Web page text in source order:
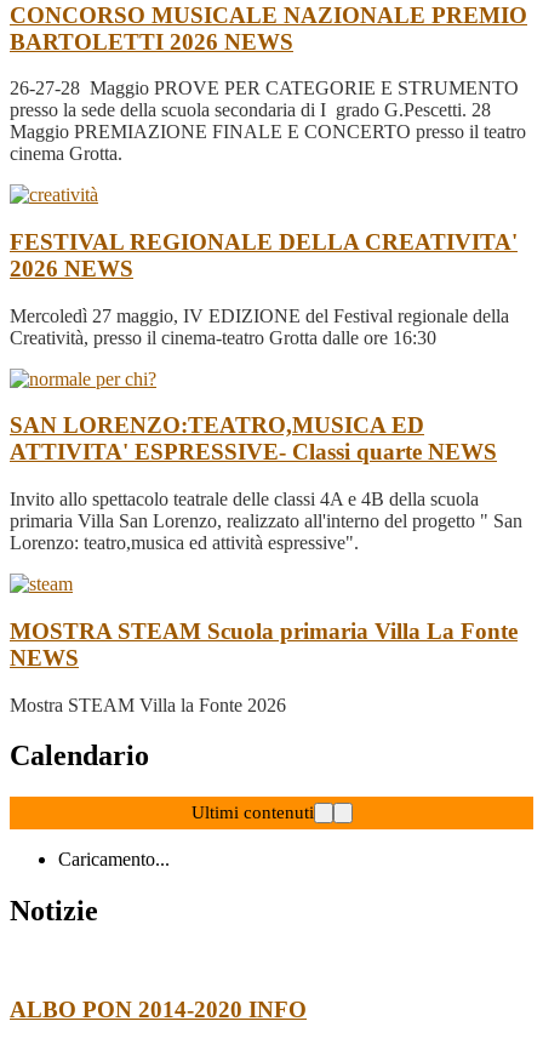
CONCORSO MUSICALE NAZIONALE PREMIO
BARTOLETTI 2026 NEWS
26-27-28 Maggio PROVE PER CATEGORIE E STRUMENTO
presso la sede della scuola secondaria di I grado G.Pescetti. 28
Maggio PREMIAZIONE FINALE E CONCERTO presso il teatro
cinema Grotta.
FESTIVAL REGIONALE DELLA CREATIVITA'
2026 NEWS
Mercoledì 27 maggio, IV EDIZIONE del Festival regionale della
Creatività, presso il cinema-teatro Grotta dalle ore 16:30
SAN LORENZO:TEATRO,MUSICA ED
ATTIVITA' ESPRESSIVE- Classi quarte NEWS
Invito allo spettacolo teatrale delle classi 4A e 4B della scuola
primaria Villa San Lorenzo, realizzato all'interno del progetto " San
Lorenzo: teatro,musica ed attività espressive".
MOSTRA STEAM Scuola primaria Villa La Fonte
NEWS
Mostra STEAM Villa la Fonte 2026
Calendario
Ultimi contenuti
Caricamento...
Notizie
ALBO PON 2014-2020 INFO